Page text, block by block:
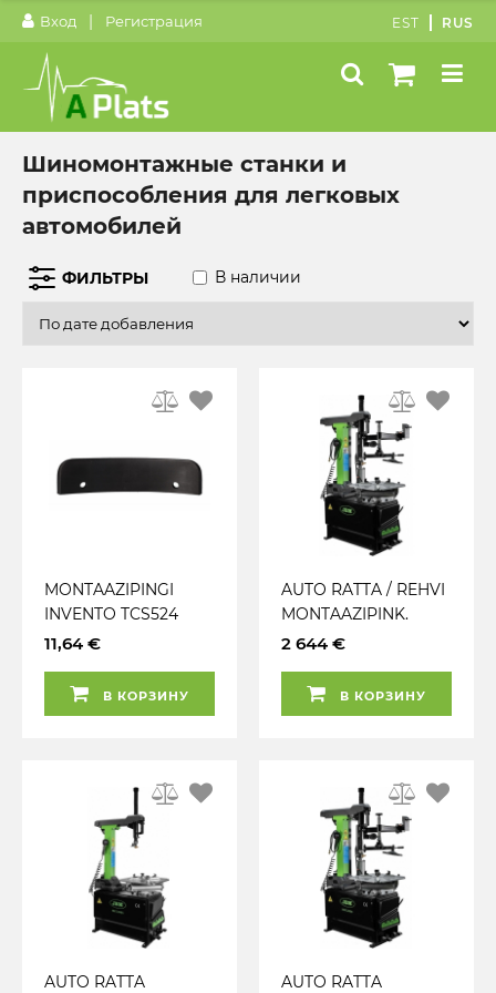
Вход | Регистрация EST RUS
Шиномонтажные станки и
приспособления для легковых
автомобилей
ФИЛЬТРЫ В наличии
MONTAAZIPINGI
INVENTO TCS524
REHVI LAHTISURUJA
11,64 €
В КОРЗИНУ
AUTO RATTA / REHVI
MONTAAZIPINK.
AUTOMAAT.
DIGIMANOM. 400V
JBM
2 644 €
В КОРЗИНУ
AUTO RATTA
AUTO RATTA